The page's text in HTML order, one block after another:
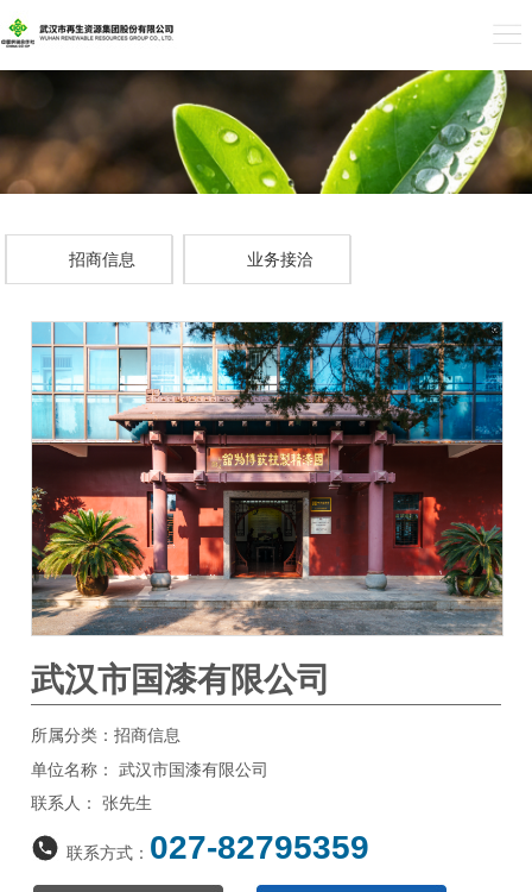
招商信息 业务接洽
武汉市国漆有限公司
所属分类：招商信息
单位名称： 武汉市国漆有限公司
联系人： 张先生
联系方式： 027-82795359